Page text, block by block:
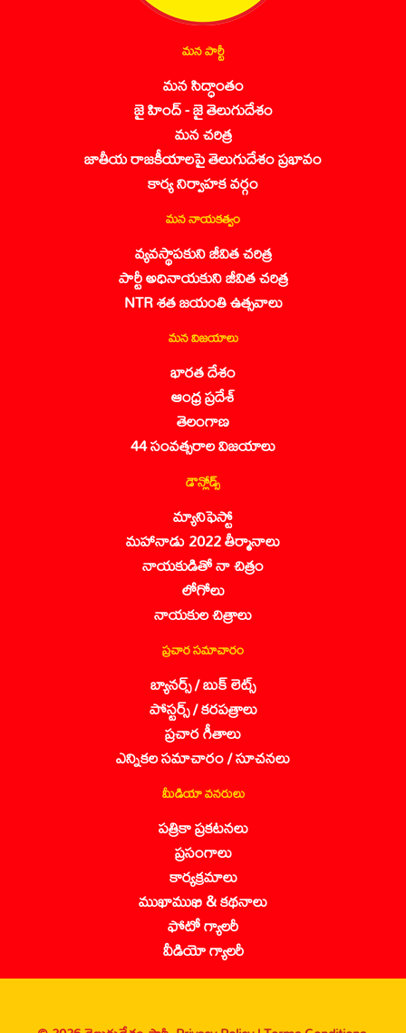
మన పార్టీ
మన సిద్ధాంతం
జై హింద్ - జై తెలుగుదేశం
మన చరిత్ర
జాతీయ రాజకీయాలపై తెలుగుదేశం ప్రభావం
కార్య నిర్వాహక వర్గం
మన నాయకత్వం
వ్యవస్థాపకుని జీవిత చరిత్ర
పార్టీ అధినాయకుని జీవిత చరిత్ర
NTR శత జయంతి ఉత్సవాలు
మన విజయాలు
భారత దేశం
ఆంధ్ర ప్రదేశ్
తెలంగాణ
44 సంవత్సరాల విజయాలు
డౌన్లోడ్స్
మ్యానిఫెస్టో
మహానాడు 2022 తీర్మానాలు
నాయకుడితో నా చిత్రం
లోగోలు
నాయకుల చిత్రాలు
ప్రచార సమాచారం
బ్యానర్స్ / బుక్ లెట్స్
పోస్టర్స్ / కరపత్రాలు
ప్రచార గీతాలు
ఎన్నికల సమాచారం / సూచనలు
మీడియా వనరులు
పత్రికా ప్రకటనలు
ప్రసంగాలు
కార్యక్రమాలు
ముఖాముఖి & కథనాలు
ఫోటో గ్యాలరీ
వీడియో గ్యాలరీ